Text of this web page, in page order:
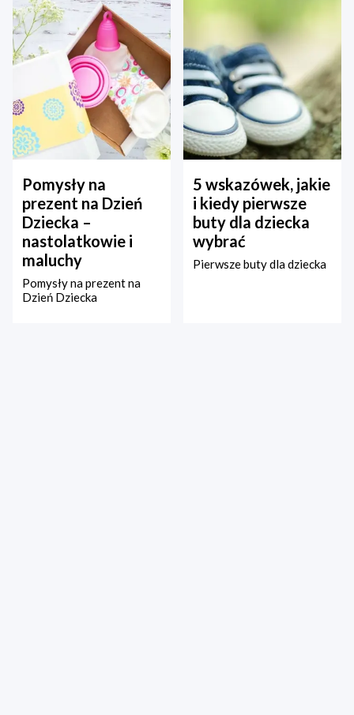
Pomysły na
prezent na Dzień
Dziecka –
nastolatkowie i
maluchy
Pomysły na prezent na
Dzień Dziecka
5 wskazówek, jakie
i kiedy pierwsze
buty dla dziecka
wybrać
Pierwsze buty dla dziecka